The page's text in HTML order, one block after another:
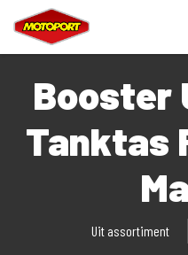
Booster
Tanktas
Uit assortiment